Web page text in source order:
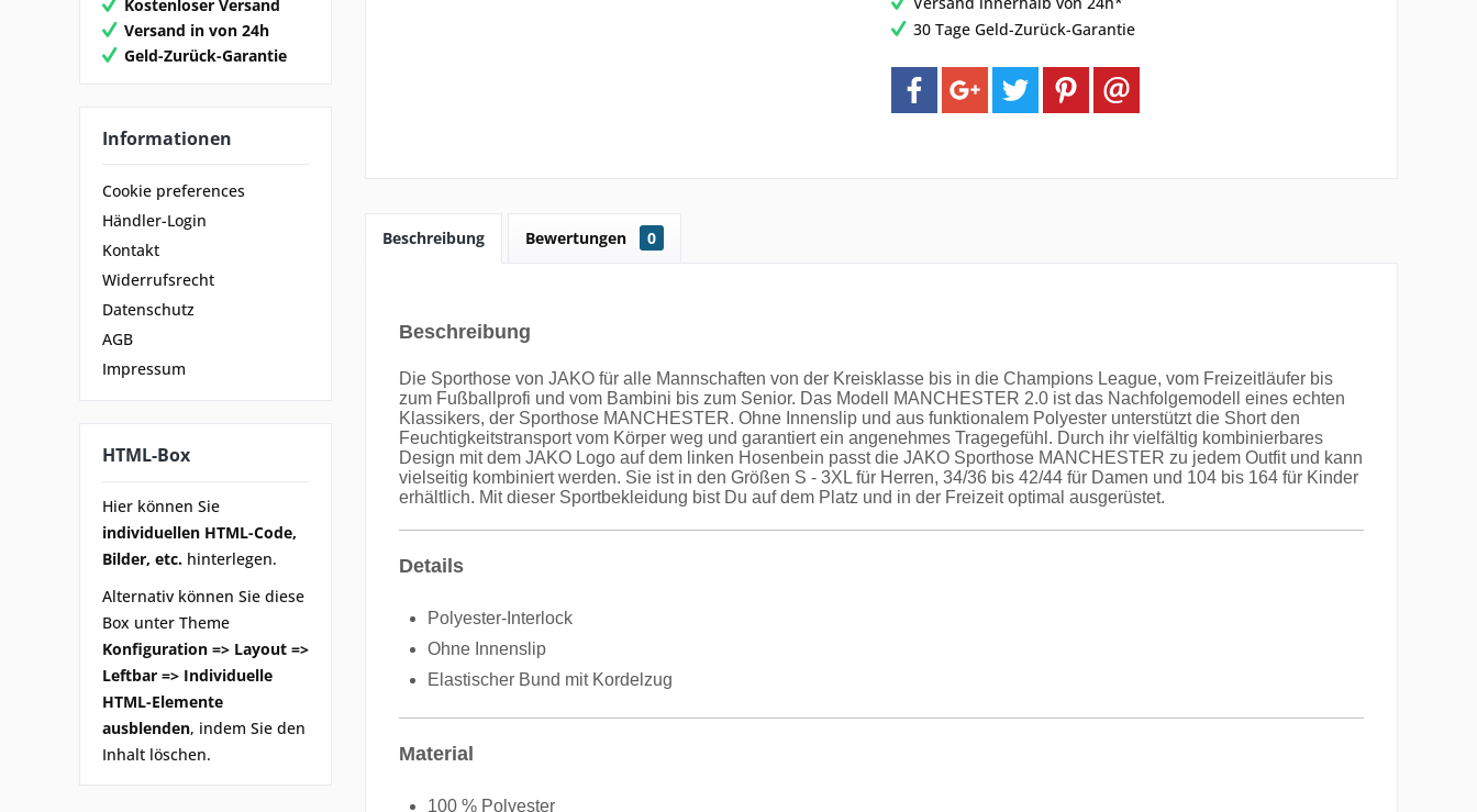
Kostenloser Versand
Versand in von 24h
Geld-Zurück-Garantie
Informationen
Cookie preferences
Händler-Login
Kontakt
Widerrufsrecht
Datenschutz
AGB
Impressum
HTML-Box
Hier können Sie
individuellen HTML-Code,
Bilder, etc. hinterlegen.
Alternativ können Sie diese
Box unter Theme
Konfiguration => Layout =>
Leftbar => Individuelle
HTML-Elemente
ausblenden, indem Sie den
Inhalt löschen.
30 Tage Geld-Zurück-Garantie
Beschreibung Bewertungen 0
Beschreibung
Die Sporthose von JAKO für alle Mannschaften von der Kreisklasse bis in die Champions League, vom Freizeitläufer bis
zum Fußballprofi und vom Bambini bis zum Senior. Das Modell MANCHESTER 2.0 ist das Nachfolgemodell eines echten
Klassikers, der Sporthose MANCHESTER. Ohne Innenslip und aus funktionalem Polyester unterstützt die Short den
Feuchtigkeitstransport vom Körper weg und garantiert ein angenehmes Tragegefühl. Durch ihr vielfältig kombinierbares
Design mit dem JAKO Logo auf dem linken Hosenbein passt die JAKO Sporthose MANCHESTER zu jedem Outfit und kann
vielseitig kombiniert werden. Sie ist in den Größen S - 3XL für Herren, 34/36 bis 42/44 für Damen und 104 bis 164 für Kinder
erhältlich. Mit dieser Sportbekleidung bist Du auf dem Platz und in der Freizeit optimal ausgerüstet.
Details
Polyester-Interlock
Ohne Innenslip
Elastischer Bund mit Kordelzug
Material
100 % Polyester